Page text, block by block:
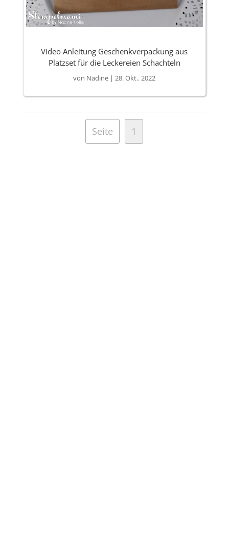
Video Anleitung Geschenkverpackung aus
Platzset für die Leckereien Schachteln
von Nadine |28. Okt.. 2022
Seite 1